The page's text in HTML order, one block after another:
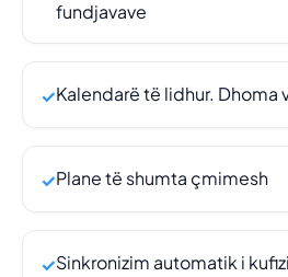
fundjavave
✓Kalendarë të lidhur. Dhoma
✓Plane të shumta çmimesh
✓Sinkronizim automatik i